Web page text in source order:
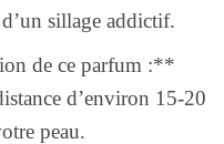
sillage addictif.
de ce parfum :**
d’environ 15-20
peau.